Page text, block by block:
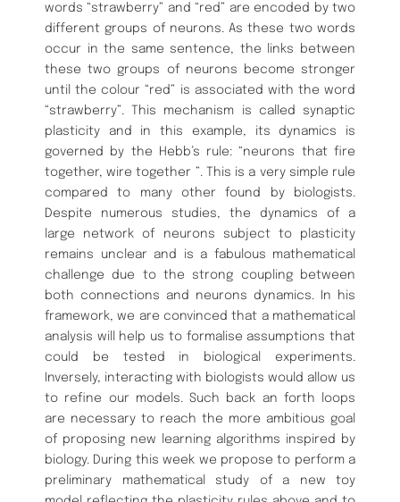
words “strawberry” and “red” are encoded by two
different groups of neurons. As these two words
occur in the same sentence, the links between
these two groups of neurons become stronger
until the colour “red” is associated with the word
“strawberry”. This mechanism is called synaptic
plasticity and in this example, its dynamics is
governed by the Hebb’s rule: “neurons that fire
together, wire together ”. This is a very simple rule
compared to many other found by biologists.
Despite numerous studies, the dynamics of a
large network of neurons subject to plasticity
remains unclear and is a fabulous mathematical
challenge due to the strong coupling between
both connections and neurons dynamics. In his
framework, we are convinced that a mathematical
analysis will help us to formalise assumptions that
could be tested in biological experiments.
Inversely, interacting with biologists would allow us
to refine our models. Such back an forth loops
are necessary to reach the more ambitious goal
of proposing new learning algorithms inspired by
biology. During this week we propose to perform a
preliminary mathematical study of a new toy